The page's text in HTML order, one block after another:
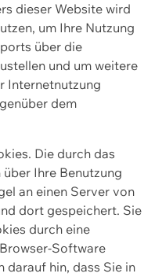
dieser Website wird
um Ihre Nutzung
über die
und um weitere
Internetnutzung
dem
Die durch das
Ihre Benutzung
an einen Server von
dort gespeichert. Sie
durch eine
Software
darauf hin, dass Sie in